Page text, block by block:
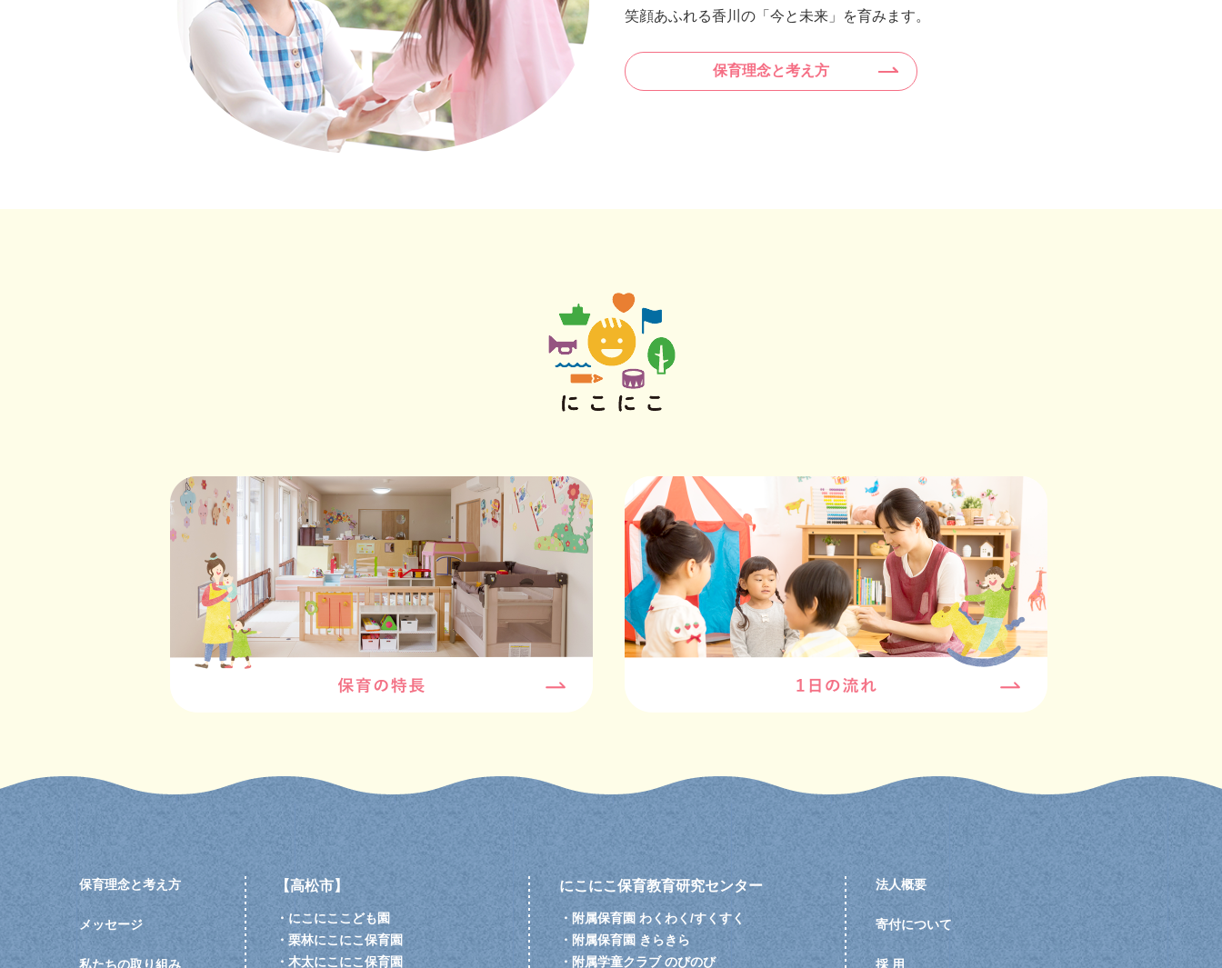
笑顔あふれる香川の「今と未来」を育みます。
保育理念と考え方
保育理念と考え方
メッセージ
私たちの取り組み
【高松市】
・にこにここども園
・ 栗林にこにこ保育園
・ 木太にこにこ保育園
にこにこ保育教育研究センター
・ 附属保育園 わくわく/すくすく
・ 附属保育園 きらきら
・附属学童クラブ のびのび
法人概要
寄付について
採 用